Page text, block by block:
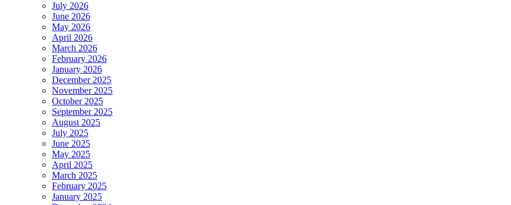
July 2026
June 2026
May 2026
April 2026
March 2026
February 2026
January 2026
December 2025
November 2025
October 2025
September 2025
August 2025
July 2025
June 2025
May 2025
April 2025
March 2025
February 2025
January 2025